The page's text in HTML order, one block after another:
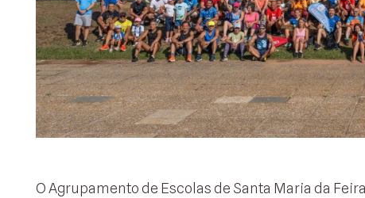
O Agrupamento de Escolas de Santa Maria da